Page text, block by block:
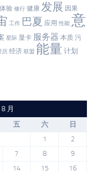
体验 修行 健康 发展 因果
工作 巴夏 应用 性能 意
星际 显卡 服务器 本质 污
历 经济 联盟 能量 计划
月
五 六
日
1
2
7 8
9
14 15
16